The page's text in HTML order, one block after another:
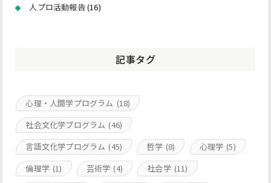
人プロ活動報告(16)
記事タグ
心理・人間学プログラム (18)
社会文化学プログラム (46)
言語文化学プログラム (45) 哲学 (8) 心理学 (5)
倫理学 (1) 芸術学 (4) 社会学 (11)